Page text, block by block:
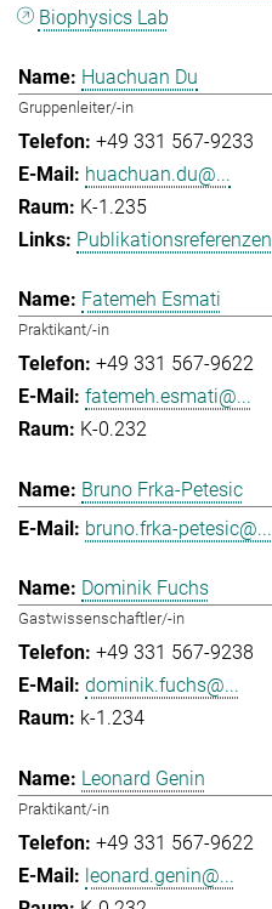
Biophysics Lab
Huachuan Du
Gruppenleiter/-in
+49 331 567-9233
huachuan.du@...
K-1.235
Publikationsreferenzen
Fatemeh Esmati
Praktikant/-in
+49 331 567-9622
fatemeh.esmati@...
K-0.232
Bruno Frka-Petesic
bruno.frka-petesic@...
Dominik Fuchs
Gastwissenschaftler/-in
+49 331 567-9238
dominik.fuchs@...
k-1.234
Leonard Genin
Praktikant/-in
+49 331 567-9622
leonard.genin@...